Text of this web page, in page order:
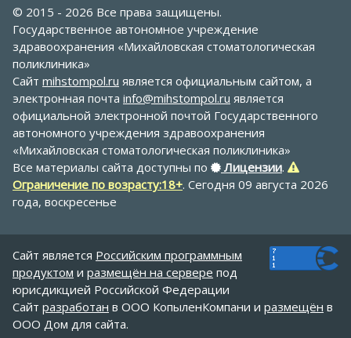
© 2015 - 2026 Все права защищены.
Государственное автономное учреждение
здравоохранения «Михайловская стоматологическая
поликлиника»
Сайт mihstompol.ru является официальным сайтом, а
электронная почта info@mihstompol.ru является
официальной электронной почтой Государственного
автономного учреждения здравоохранения
«Михайловская стоматологическая поликлиника»
Все материалы сайта доступны по
Лицензии.
Ограничение по возрасту:18+. Сегодня 09 августа 2026
года, воскресенье
Сайт является Российским программным
продуктом и размещён на сервере под
юрисдикцией Российской Федерации
Сайт разработан в ООО КопыленКомпани и размещён в
ООО Дом для сайта.